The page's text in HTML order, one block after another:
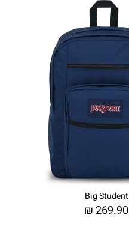
Big Student
₪269.90